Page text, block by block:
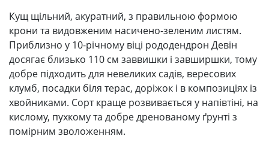
Кущ щільний, акуратний, з правильною формою
крони та видовженим насичено-зеленим листям.
Приблизно у 10-річному віці рододендрон Девін
досягає близько 110 см заввишки і завширшки, тому
добре підходить для невеликих садів, вересових
клумб, посадки біля терас, доріжок і в композиціях із
хвойниками. Сорт краще розвивається у напівтіні, на
кислому, пухкому та добре дренованому ґрунті з
помірним зволоженням.